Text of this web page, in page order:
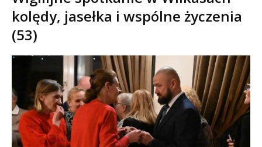
kolędy, jasełka i wspólne życzenia
(53)